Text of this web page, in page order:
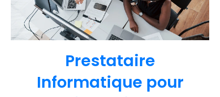
Prestataire
Informatique pour